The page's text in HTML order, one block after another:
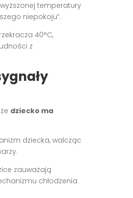
temperatury
niepokoju”.
40°C,
z
dziecko ma
dziecka, walcząc
zauważają
chłodzenia